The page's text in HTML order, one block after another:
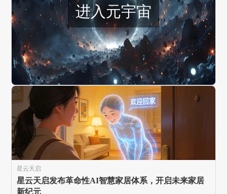
进入元宇宙
星云天启
星云天启发布革命性AI智慧家居体系，开启未来家居
新纪元